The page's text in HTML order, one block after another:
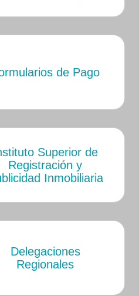
de Pago
Superior de
Registración y
Inmobiliaria
Delegaciones
Regionales